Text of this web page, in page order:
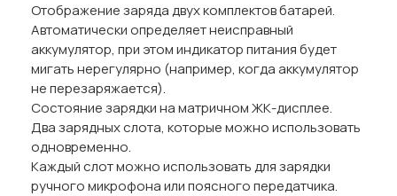
Отображение заряда двух комплектов батарей.
Автоматически определяет неисправный
аккумулятор, при этом индикатор питания будет
мигать нерегулярно (например, когда аккумулятор
не перезаряжается).
Состояние зарядки на матричном ЖК-дисплее.
Два зарядных слота, которые можно использовать
одновременно.
Каждый слот можно использовать для зарядки
ручного микрофона или поясного передатчика.